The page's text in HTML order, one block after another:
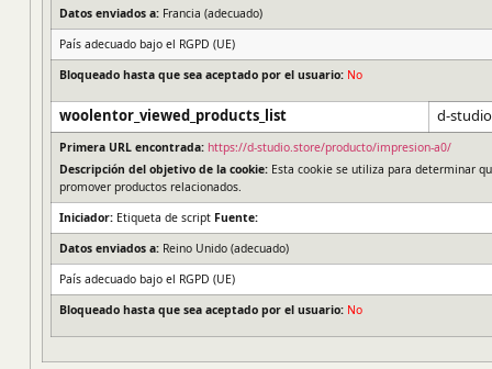
Datos enviados a: Francia (adecuado)
País adecuado bajo el RGPD (UE)
Bloqueado hasta que sea aceptado por el usuario: No
woolentor_viewed_products_list d-
Primera URL encontrada: https://d-studio.store/producto/impresion-a0/
Descripción del objetivo de la cookie: Esta cookie se utiliza para determinar
promover productos relacionados.
Iniciador: Etiqueta de script Fuente:
Datos enviados a: Reino Unido (adecuado)
País adecuado bajo el RGPD (UE)
Bloqueado hasta que sea aceptado por el usuario: No